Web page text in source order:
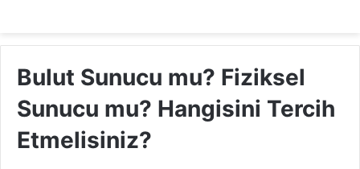
Bulut Sunucu mu? Fiziksel
Sunucu mu? Hangisini Tercih
Etmelisiniz?